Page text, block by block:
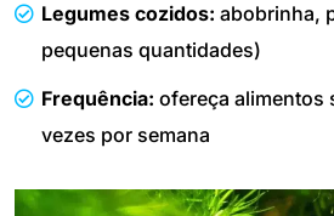
Legumes cozidos: abobrinha,
pequenas quantidades)
Frequência: ofereça alimentos
vezes por semana